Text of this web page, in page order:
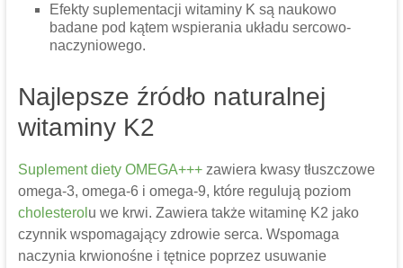
Efekty suplementacji witaminy K są naukowo
badane pod kątem wspierania układu sercowo-
naczyniowego.
Najlepsze źródło naturalnej
witaminy K2
Suplement diety OMEGA+++zawiera kwasy tłuszczowe
omega-3, omega-6 i omega-9, które regulują poziom
cholesterol u we krwi. Zawiera także witaminę K2 jako
czynnik wspomagający zdrowie serca. Wspomaga
naczynia krwionośne i tętnice poprzez usuwanie